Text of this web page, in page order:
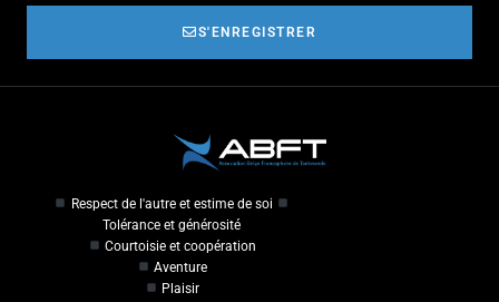
S'ENREGISTRER
Respect de l'autre et estime de soi
Tolérance et générosité
Courtoisie et coopération
Aventure
Plaisir